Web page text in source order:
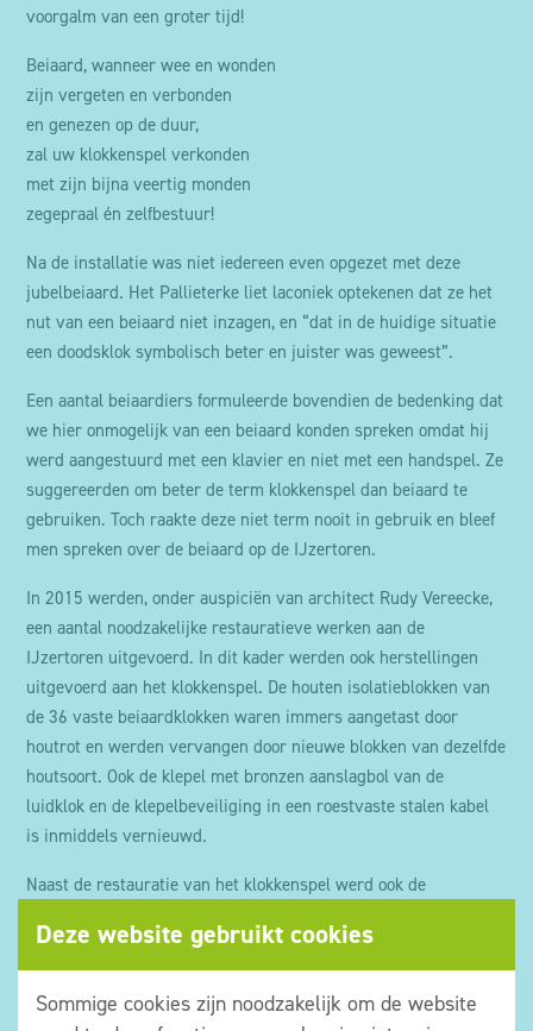
voorgalm van een groter tijd!
Beiaard, wanneer wee en wonden
zijn vergeten en verbonden
en genezen op de duur,
zal uw klokkenspel verkonden
met zijn bijna veertig monden
zegepraal én zelfbestuur!
Na de installatie was niet iedereen even opgezet met deze
jubelbeiaard. Het Pallieterke liet laconiek optekenen dat ze het
nut van een beiaard niet inzagen, en “dat in de huidige situatie
een doodsklok symbolisch beter en juister was geweest”.
Een aantal beiaardiers formuleerde bovendien de bedenking dat
we hier onmogelijk van een beiaard konden spreken omdat hij
werd aangestuurd met een klavier en niet met een handspel. Ze
suggereerden om beter de term klokkenspel dan beiaard te
gebruiken. Toch raakte deze niet term nooit in gebruik en bleef
men spreken over de beiaard op de IJzertoren.
In 2015 werden, onder auspiciën van architect Rudy Vereecke,
een aantal noodzakelijke restauratieve werken aan de
IJzertoren uitgevoerd. In dit kader werden ook herstellingen
uitgevoerd aan het klokkenspel. De houten isolatieblokken van
de 36 vaste beiaardklokken waren immers aangetast door
houtrot en werden vervangen door nieuwe blokken van dezelfde
houtsoort. Ook de klepel met bronzen aanslagbol van de
luidklok en de klepelbeveiliging in een roestvaste stalen kabel
is inmiddels vernieuwd.
Naast de restauratie van het klokkenspel werd ook de
twee nieuwe apparaten die permanent in communicatie met
elkaar staan. Bovendien zijn alle programma’s en melodieën
ingebracht in het bedieningsapparaat. Dit gebeurt via een
Deze website gebruikt cookies
Sommige cookies zijn noodzakelijk om de website